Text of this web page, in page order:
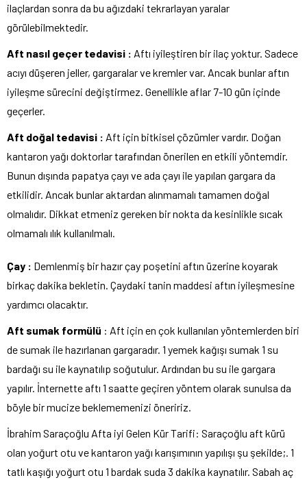
ilaçlardan sonra da bu ağızdaki tekrarlayan yaralar
görülebilmektedir.
Aft nasıl geçer tedavisi : Aftı iyileştiren bir ilaç yoktur. Sadece
acıyı düşeren jeller, gargaralar ve kremler var. Ancak bunlar aftın
iyileşme sürecini değiştirmez. Genellikle aflar 7-10 gün içinde
geçerler.
Aft doğal tedavisi : Aft için bitkisel çözümler vardır. Doğan
kantaron yağı doktorlar tarafından önerilen en etkili yöntemdir.
Bunun dışında papatya çayı ve ada çayı ile yapılan gargara da
etkilidir. Ancak bunlar aktardan alınmamalı tamamen doğal
olmalıdır. Dikkat etmeniz gereken bir nokta da kesinlikle sıcak
olmamalı ılık kullanılmalı.
Çay : Demlenmiş bir hazır çay poşetini aftın üzerine koyarak
birkaç dakika bekletin. Çaydaki tanin maddesi aftın iyileşmesine
yardımcı olacaktır.
Aft sumak formülü : Aft için en çok kullanılan yöntemlerden biri
de sumak ile hazırlanan gargaradır. 1 yemek kağışı sumak 1 su
bardağı su ile kaynatılıp soğutulur. Ardından bu su ile gargara
yapılır. İnternette aftı 1 saatte geçiren yöntem olarak sunulsa da
böyle bir mucize beklememenizi öneririz.
İbrahim Saraçoğlu Afta iyi Gelen Kür Tarifi: Saraçoğlu aft kürü
olan yoğurt otu ve kantaron yağı karışımının yapılışı şu şekilde;. 1
tatlı kaşığı yoğurt otu 1 bardak suda 3 dakika kaynatılır. Sabah aç